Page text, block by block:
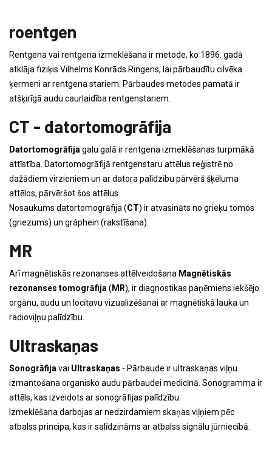
roentgen
Rentgena vai rentgena izmeklēšana ir metode, ko 1896. gadā
atklāja fiziķis Vilhelms Konrāds Ringens, lai pārbaudītu cilvēka
ķermeni ar rentgena stariem. Pārbaudes metodes pamatā ir
atšķirīgā audu caurlaidība rentgenstariem.
CT - datortomogrāfija
Datortomogrāfija galu galā ir rentgena izmeklēšanas turpmākā
attīstība. Datortomogrāfijā rentgenstaru attēlus reģistrē no
dažādiem virzieniem un ar datora palīdzību pārvērš šķēluma
attēlos, pārvēršot šos attēlus.
Nosaukums datortomogrāfija (CT) ir atvasināts no grieķu tomós
(griezums) un gráphein (rakstīšana).
MR
Arī magnētiskās rezonanses attēlveidošana Magnētiskās
rezonanses tomogrāfija ( MR), ir diagnostikas paņēmiens iekšējo
orgānu, audu un locītavu vizualizēšanai ar magnētiskā lauka un
radioviļņu palīdzību.
Ultraskaņas
Sonogrāfija vai Ultraskaņas - Pārbaude ir ultraskaņas viļņu
izmantošana organisko audu pārbaudei medicīnā. Sonogramma ir
attēls, kas izveidots ar sonogrāfijas palīdzību.
Izmeklēšana darbojas ar nedzirdamiem skaņas viļņiem pēc
atbalss principa, kas ir salīdzināms ar atbalss signālu jūrniecībā.